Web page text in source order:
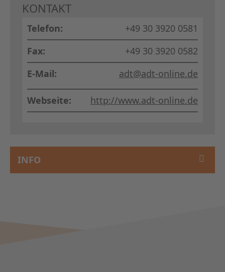
KONTAKT
Telefon:
+49 30 3920 0581
Fax:
+49 30 3920 0582
E-Mail:
adt@adt-online.de
Webseite: http://www.adt-online.de
INFO